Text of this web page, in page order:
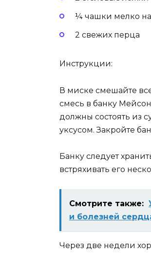
¼ чашки мелко
2 свежих перца
Инструкции:
В миске смешайте
смесь в банку
должны состоять из
уксусом. Закройте
Банку следует
встряхивать его
Смотрите также:
и болезней
Через две недели